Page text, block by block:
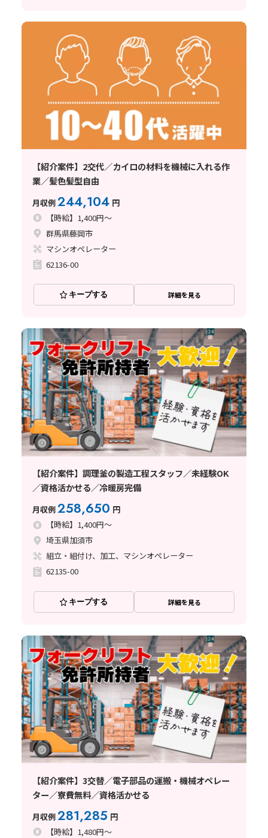
【紹介案件】2交代／カイロの材料を機械に入れる作
業／髪色髪型自由
月収例244,104 円
【時給】1,400円～
群馬県藤岡市
マシンオペレーター
62136-00
キープする 詳細を見る
【紹介案件】調理釜の製造工程スタッフ／未経験OK
／資格活かせる／冷暖房完備
月収例258,650 円
【時給】1,400円～
埼玉県加須市
組立・組付け、加工、マシンオペレーター
62135-00
キープする 詳細を見る
【紹介案件】3交替／電子部品の運搬・機械オペレー
ター／寮費無料／資格活かせる
月収例281,285 円
【時給】1,480円～